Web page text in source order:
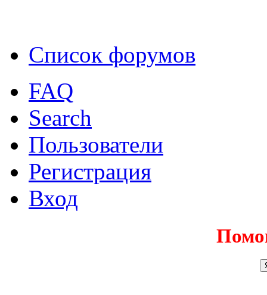
Список форумов
FAQ
Search
Пользователи
Регистрация
Вход